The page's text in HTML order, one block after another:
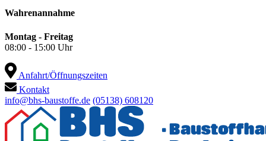
Wahrenannahme
Montag - Freitag
08:00 - 15:00 Uhr
Anfahrt/Öffnungszeiten
Kontakt
info@bhs-baustoffe.de (05138) 608120